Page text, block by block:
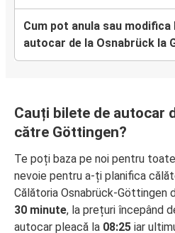
Cum pot anula sau modifica
autocar de la Osnabrück la
Cauți bilete de autocar
către Göttingen?
Te poți baza pe noi pentru
nevoie pentru a-ți planifica
Călătoria Osnabrück-Göttingen
30 minute, la prețuri începând
autocar pleacă la 08:25 iar